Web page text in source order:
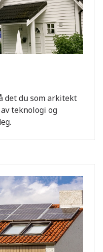
det du som arkitekt
teknologi og